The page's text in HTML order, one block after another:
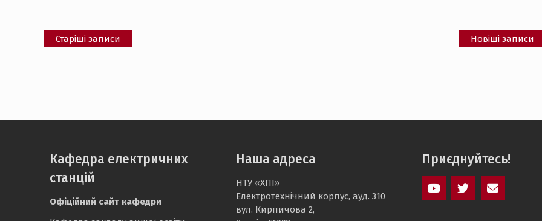
Навігація
за
Старіші записи Новіші записи
Кафедра електричних
станцій
Офіційний сайт кафедри
Наша адреса
НТУ «ХПІ»
Електротехнічний корпус, ауд. 310
вул. Кирпичова 2,
Приєднуйтесь!